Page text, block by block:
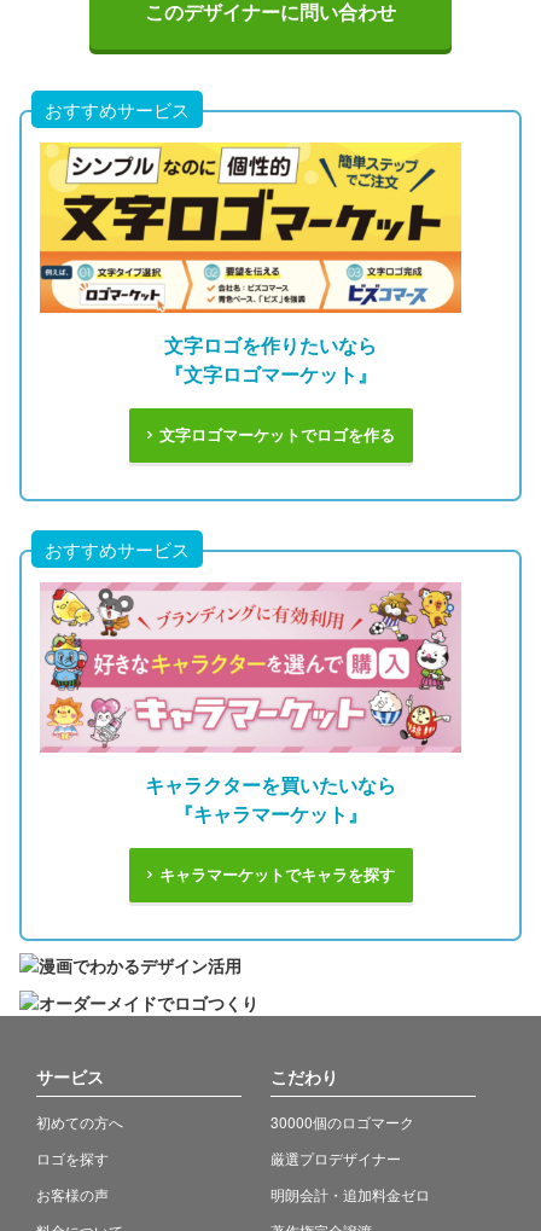
このデザイナーに問い合わせ
おすすめサービス
文字ロゴを作りたいなら
『文字ロゴマーケット』
文字ロゴマーケットでロゴを作る
おすすめサービス
キャラクターを買いたいなら
『キャラマーケット』
キャラマーケットでキャラを探す
サービス
初めての方へ
ロゴを探す
お客様の声
こだわり
30000個のロゴマーク
厳選プロデザイナー
明朗会計・追加料金ゼロ